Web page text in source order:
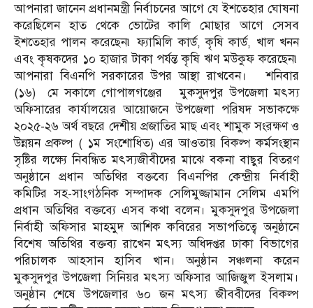
আপনারা জানেন প্রধানমন্ত্রী নির্বাচনের আগে যে ইশতেহার ঘোষনা
করেছিলেন হাত থেকে ভোটের কালি মোছার আগে সেসব
ইশতেহার পালন করেছেন৷ ফ্যামিলি কার্ড, কৃষি কার্ড, খাল খনন
এবং কৃষকদের ১০ হাজার টাকা পর্যন্ত কৃষি ঋণ মউকুফ করেছেন৷
আপনারা বিএনপি সরকারের উপর আস্থা রাখবেন। শনিবার
(১৬) মে সকালে গোপালগঞ্জের মুকসুদপুর উপজেলা মৎস্য
অফিসারের কার্যালয়ের আয়োজনে উপজেলা পরিষদ সভাকক্ষে
২০২৫-২৬ অর্থ বছরে দেশীয় প্রজাতির মাছ এবং শামুক সংরক্ষণ ও
উন্নয়ন প্রকল্প ( ১ম সংশোধিত) এর আওতায় বিকল্প কর্মসংস্থান
সৃষ্টির লক্ষ্যে নিবন্ধিত মৎস্যজীবীদের মাঝে বকনা বাছুর বিতরণ
অনুষ্ঠানে প্রধান অতিথির বক্তব্যে বিএনপির কেন্দ্রীয় নির্বাহী
কমিটির সহ-সাংগঠনিক সম্পাদক সেলিমুজ্জামান সেলিম এমপি
প্রধান অতিথির বক্তব্যে এসব কথা বলেন। মুকসুদপুর উপজেলা
নির্বাহী অফিসার মাহমুদ আশিক কবিরের সভাপতিত্বে অনুষ্ঠানে
বিশেষ অতিথির বক্তব্য রাখেন মৎস্য অধিদপ্তর ঢাকা বিভাগের
পরিচালক আহসান হাসিব খান। অনুষ্ঠান সঞ্চলনা করেন
মুকসুদপুর উপজেলা সিনিয়র মৎস্য অফিসার আজিজুল ইসলাম।
অনুষ্ঠান শেষে উপজেলার ৬০ জন মৎস্য জীববীদের বিকল্প